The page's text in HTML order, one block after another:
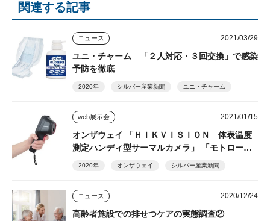
関連する記事
ニュース 2021/03/29
ユニ・チャーム 「２人対応・３回交換」で感染
予防を徹底
2020年 シルバー産業新聞 ユニ・チャーム
web展示会 2021/01/15
オンザウェイ 「ＨＩＫＶＩＳＩＯＮ 体表温度
測定ハンディ型サーマルカメラ」 「モトロー
ラ ＧＤＲ４８００」
2020年 オンザウェイ シルバー産業新聞
ニュース 2020/12/24
高齢者施設での排せつケアの実態調査②